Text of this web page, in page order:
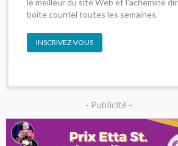
le meilleur du site Web et l'achemine
boîte courriel toutes les semaines.
INSCRIVEZ-VOUS
- Publicité -